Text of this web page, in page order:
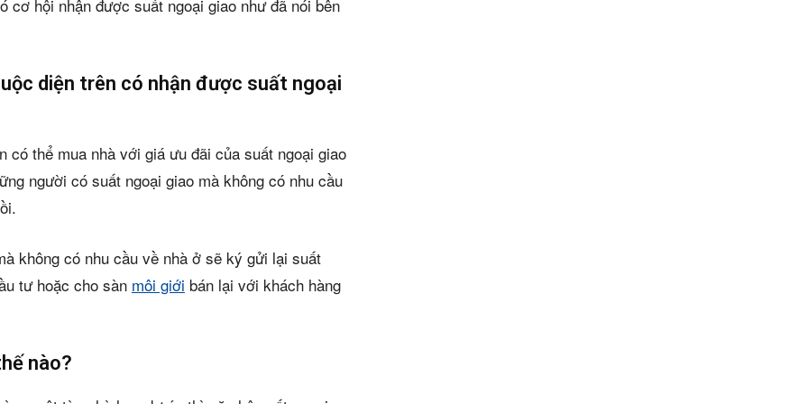
hội nhận được suất ngoại giao như đã nói bên
diện trên có nhận được suất ngoại
có thể mua nhà với giá ưu đãi của suất ngoại giao
người có suất ngoại giao mà không có nhu cầu
không có nhu cầu về nhà ở sẽ ký gửi lại suất
tư hoặc cho sàn môi giới bán lại với khách hàng
nào?